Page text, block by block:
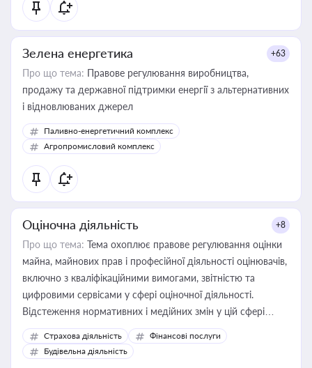
Зелена енергетика +63
Про що тема: Правове регулювання виробництва,
продажу та державної підтримки енергії з альтернативних
і відновлюваних джерел
Паливно-енергетичний комплекс
Агропромисловий комплекс
Оціночна діяльність +8
Про що тема: Тема охоплює правове регулювання оцінки
майна, майнових прав і професійної діяльності оцінювачів,
включно з кваліфікаційними вимогами, звітністю та
цифровими сервісами у сфері оціночної діяльності.
Відстеження нормативних і медійних змін у цій сфері
корисне для власника бізнесу, керівника, юриста або
бухгалтера під час оподаткування, приватизації, оренди
державного майна, корпоративних угод і перевірки
Страхова діяльність
Фінансові послуги
Будівельна діяльність